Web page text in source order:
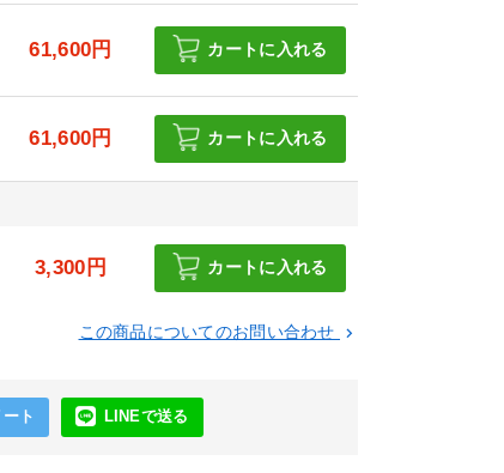
61,600円 カートに入れる
61,600円 カートに入れる
3,300円 カートに入れる
この商品についてのお問い合わせ keyboard_arrow_right
ト LINEで送る